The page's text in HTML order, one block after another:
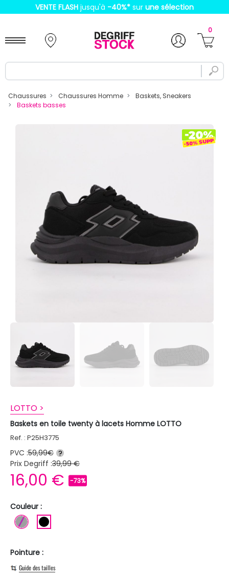
VENTE FLASH jusqu'à -40%* sur une sélection
0
Chaussures Chaussures Homme
Baskets, Sneakers
Baskets basses
LOTTO >
Baskets en toile twenty à lacets Homme LOTTO
Ref. : P25H3775
PVC :59,99€ ?
Prix Degriff :39,99 €
16,00 € -73%
Couleur :
GRIS
Pointure :
Guide des tailles